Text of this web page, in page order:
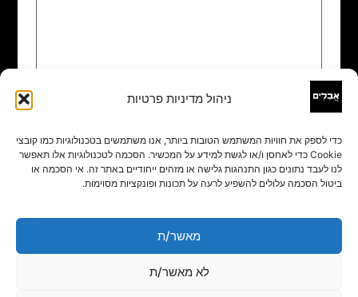
ניהול מדיניות פרטיות
כדי לספק את חוויות המשתמש הטובות ביותר, אנו משתמשים בטכנולוגיות כמו קובצי
Cookie כדי לאחסן ו/או לגשת למידע על המכשיר. הסכמה לטכנולוגיות אלו תאפשר
לנו לעבד נתונים כגון התנהגות גלישה או מזהים ייחודיים באתר זה. אי הסכמה או
ביטול הסכמה עלולים להשפיע לרעה על תכונות ופונקציות מסוימות.
מאשר/ת
לא מאשר/ת
שם
אימייל*